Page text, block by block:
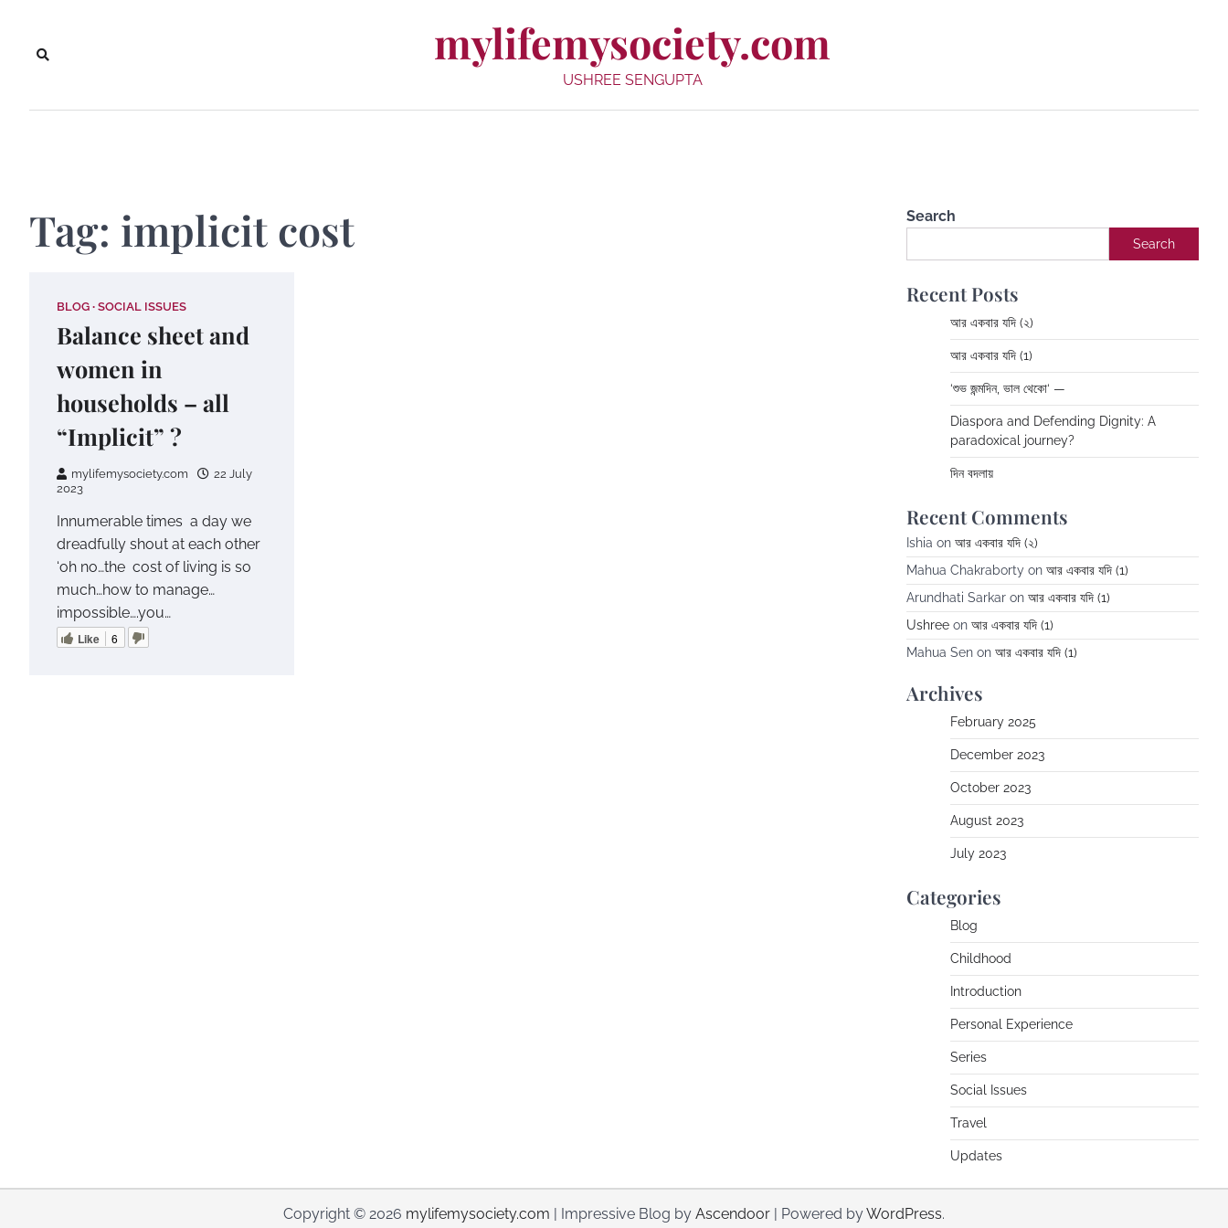
content
mylifemysociety.com
USHREE SENGUPTA
Tag: implicit cost
BLOG SOCIAL ISSUES
Balance sheet and
women in
households – all
“Implicit” ?
mylifemysociety.com
22 July
2023
Innumerable times a day we
dreadfully shout at each other
‘oh no…the cost of living is so
much…how to manage…
impossible….you…
Like 6
Search
Search
Recent Posts
আর একবার যদি (২)
আর একবার যদি (1)
‘শুভ জন্মদিন, ভাল থেকো‘ —
Diaspora and Defending Dignity: A
paradoxical journey?
দিন বদলায়
Recent Comments
Ishia on আর একবার যদি (২)
Mahua Chakraborty on আর একবার যদি (1)
Arundhati Sarkar on আর একবার যদি (1)
Ushree on আর একবার যদি (1)
Mahua Sen on আর একবার যদি (1)
Archives
February 2025
December 2023
October 2023
August 2023
July 2023
Categories
Blog
Childhood
Introduction
Personal Experience
Series
Social Issues
Travel
Updates
Copyright © 2026 mylifemysociety.com | Impressive Blog by Ascendoor | Powered byWordPress.